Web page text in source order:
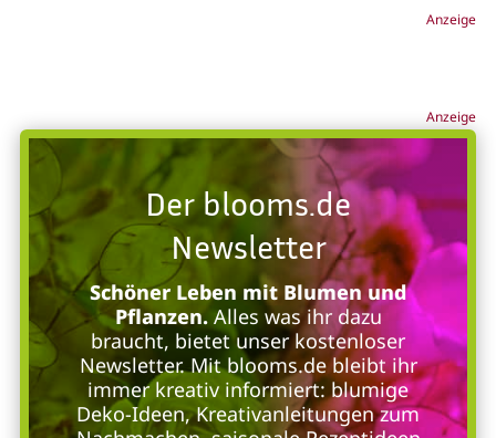
Anzeige
Anzeige
Der blooms.de
Newsletter
Schöner Leben mit Blumen und
Pflanzen.Alles was ihr dazu
braucht, bietet unser kostenloser
Newsletter. Mit blooms.de bleibt ihr
immer kreativ informiert: blumige
Deko-Ideen, Kreativanleitungen zum